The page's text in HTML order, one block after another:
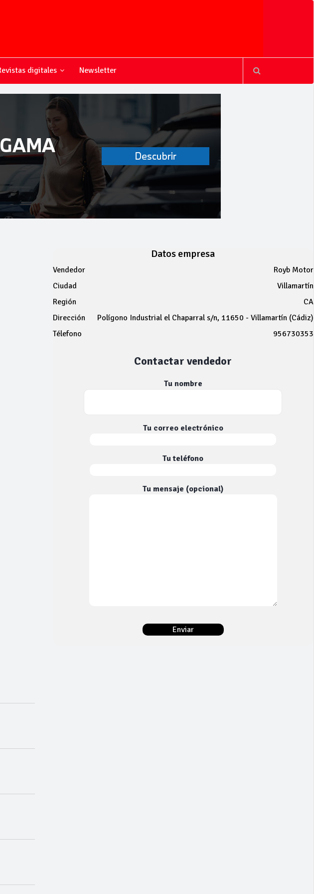
digitales Newsletter
Datos empresa
Vendedor
Royb Motor
Ciudad
Villamartín
Región
CA
Dirección
Polígono Industrial el Chaparral s/n, 11650 - Villamartín (Cádiz)
Télefono
956730353
Contactar vendedor
Tu nombre
Tu correo electrónico
Tu teléfono
Tu mensaje (opcional)